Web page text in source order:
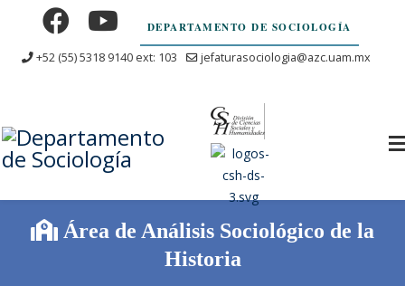
DEPARTAMENTO DE SOCIOLOGÍA
+52 (55) 5318 9140 ext: 103
jefaturasociologia@azc.uam.mx
Área de Análisis Sociológico de la
Historia